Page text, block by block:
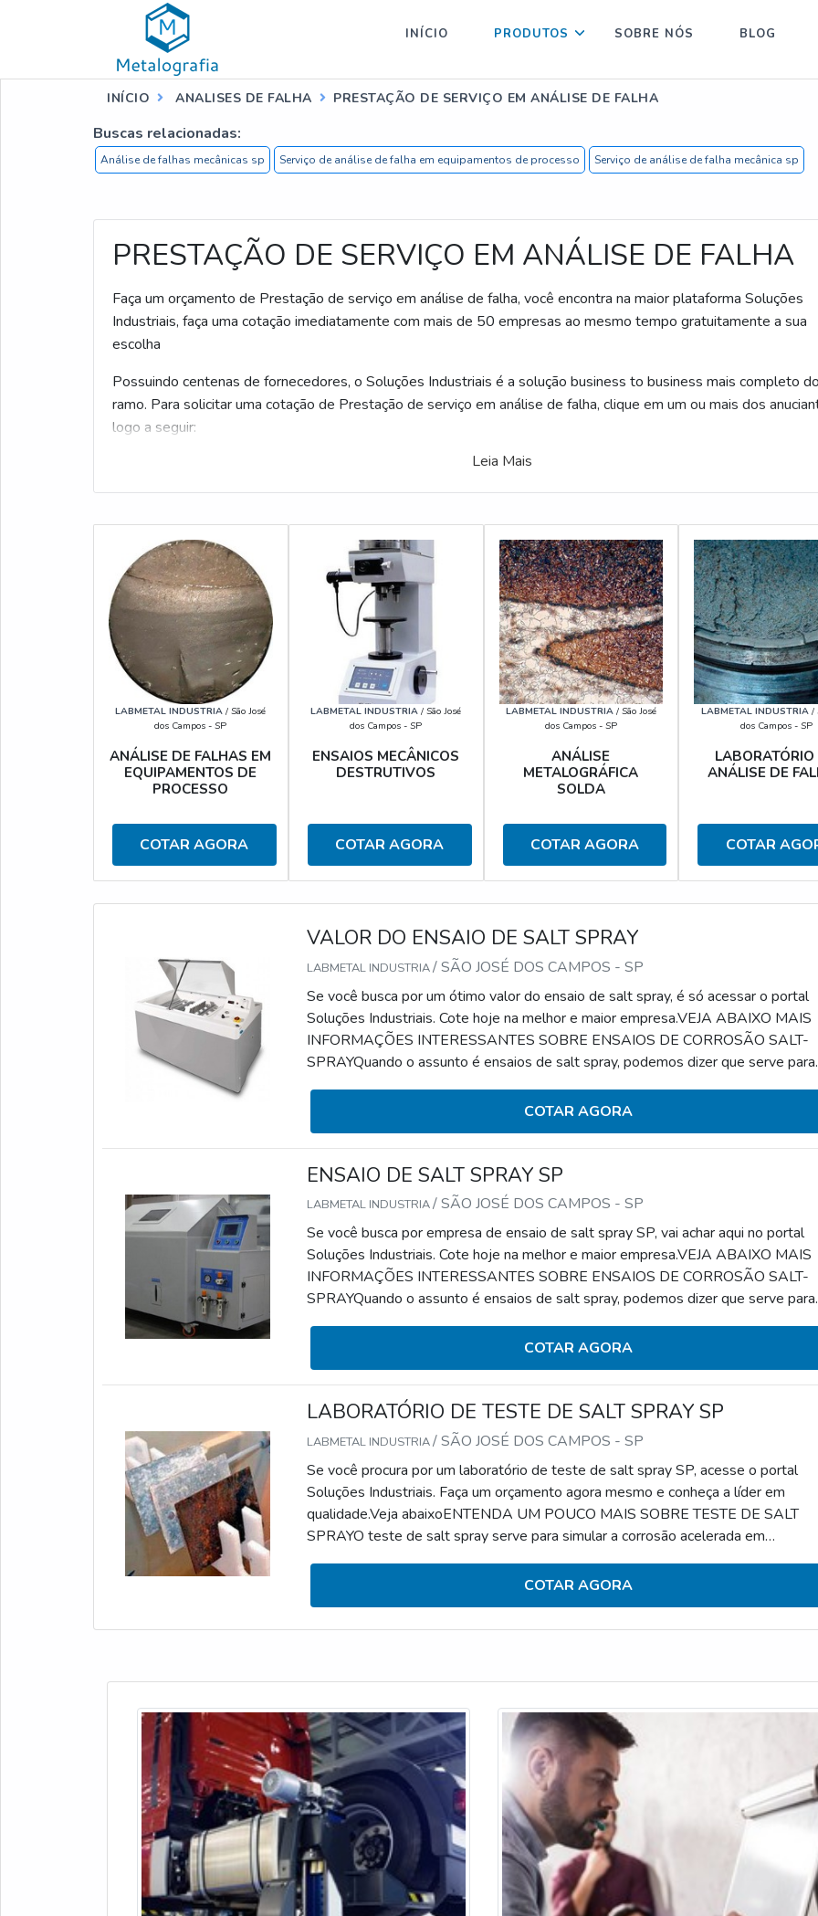
INÍCIO PRODUTOS SOBRE NÓS BLOG
INÍCIO ANALISES DE FALHA PRESTAÇÃO DE SERVIÇO EM ANÁLISE DE FALHA
Buscas relacionadas:
Análise de falhas mecânicas sp Serviço de análise de falha em equipamentos de processo Serviço de análise de falha mecânica sp
PRESTAÇÃO DE SERVIÇO EM ANÁLISE DE FALHA
Faça um orçamento de Prestação de serviço em análise de falha, você encontra na maior plataforma Soluções
Industriais, faça uma cotação imediatamente com mais de 50 empresas ao mesmo tempo gratuitamente a sua
escolha
Possuindo centenas de fornecedores, o Soluções Industriais é a solução business to business mais completo do
ramo. Para solicitar uma cotação de Prestação de serviço em análise de falha, clique em um ou mais dos
logo a seguir:
Leia Mais
LABMETAL INDUSTRIA / São José
dos Campos - SP
ANÁLISE DE FALHAS EM
EQUIPAMENTOS DE
PROCESSO
COTAR AGORA
LABMETAL INDUSTRIA / São José
dos Campos - SP
ENSAIOS MECÂNICOS
DESTRUTIVOS
COTAR AGORA
LABMETAL INDUSTRIA/ São José
dos Campos - SP
ANÁLISE
METALOGRÁFICA
SOLDA
COTAR AGORA
LABMETAL INDUSTRIA/
dos Campos - SP
LABORATÓRIO
ANÁLISE DE
COTAR
VALOR DO ENSAIO DE SALT SPRAY
LABMETAL INDUSTRIA/ SÃO JOSÉ DOS CAMPOS - SP
Se você busca por um ótimo valor do ensaio de salt spray, é só acessar o portal
Soluções Industriais. Cote hoje na melhor e maior empresa.VEJA ABAIXO MAIS
INFORMAÇÕES INTERESSANTES SOBRE ENSAIOS DE CORROSÃO SALT-
SPRAYQuando o assunto é ensaios de salt spray, podemos dizer que serve para
identificação e o controle do componente em análise em relação à corrosão.Esse
serviço pode ser reconhecido por seus diferenciais que co
COTAR AGORA
ENSAIO DE SALT SPRAY SP
LABMETAL INDUSTRIA/ SÃO JOSÉ DOS CAMPOS - SP
Se você busca por empresa de ensaio de salt spray SP, vai achar aqui no portal
Soluções Industriais. Cote hoje na melhor e maior empresa.VEJA ABAIXO MAIS
INFORMAÇÕES INTERESSANTES SOBRE ENSAIOS DE CORROSÃO SALT-
SPRAYQuando o assunto é ensaios de salt spray, podemos dizer que serve para
identificação e o controle do componente em análise em relação à corrosão.Esse
serviço pode ser reconhecido por seus diferenciais que con
COTAR AGORA
LABORATÓRIO DE TESTE DE SALT SPRAY SP
LABMETAL INDUSTRIA/ SÃO JOSÉ DOS CAMPOS - SP
Se você procura por um laboratório de teste de salt spray SP, acesse o portal
Soluções Industriais. Faça um orçamento agora mesmo e conheça a líder em
qualidade.Veja abaixoENTENDA UM POUCO MAIS SOBRE TESTE DE SALT
SPRAYO teste de salt spray serve para simular a corrosão acelerada em
e o controle do componente em análise em relação à corrosão.Os ensaios de
tem como ponto de destaque na sua empregabilid
COTAR AGORA